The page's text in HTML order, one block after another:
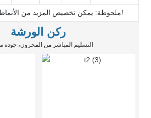
ملحوظة: يمكن تخصيص المزيد من الأنماط وفقًا للمتطلبات!
ركن الورشة
التسليم المباشر من المخزون، جودة